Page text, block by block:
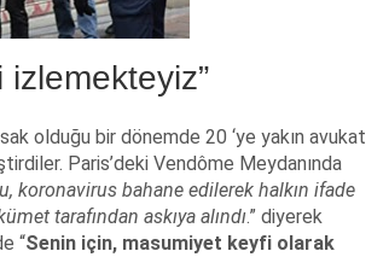
olduğu bir dönemde 20 ‘ye yakın avukat
Paris’deki Vendôme Meydanında
koronavirus bahane edilerek halkın ifade
tarafından askıya alındı.” diyerek
“Senin için, masumiyet keyfi olarak